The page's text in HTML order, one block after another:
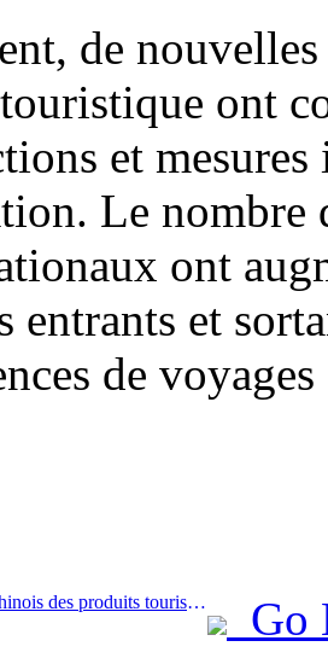
de
ont
et
Le nombre
ont
entrants et
de
Prev:Le Concours chinois des produits touristiques s'est tenu avec succès à Xiangtan, dans le Hunan.
Go